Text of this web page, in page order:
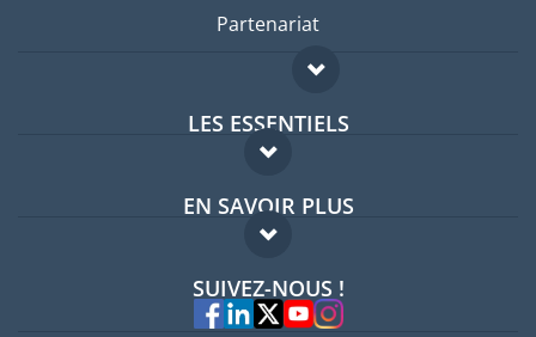
Partenariat
LES ESSENTIELS
Forum expatriés
Guides pays
EN SAVOIR PLUS
FAQ
Experts
SUIVEZ-NOUS !